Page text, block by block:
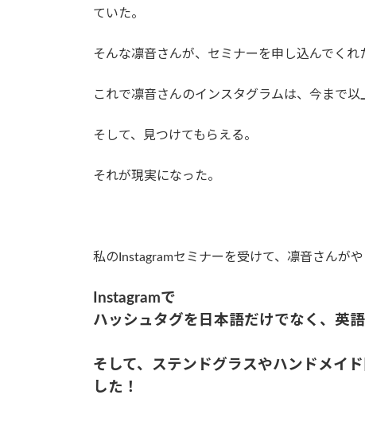
ていた。
そんな凛音さんが、セミナーを申し込んでくれ
これで凛音さんのインスタグラムは、今まで
そして、見つけてもらえる。
それが現実になった。
私のInstagramセミナーを受けて、凛音さんが
Instagramで
ハッシュタグを日本語だけでなく、英
そして、ステンドグラスやハンドメイ
した！